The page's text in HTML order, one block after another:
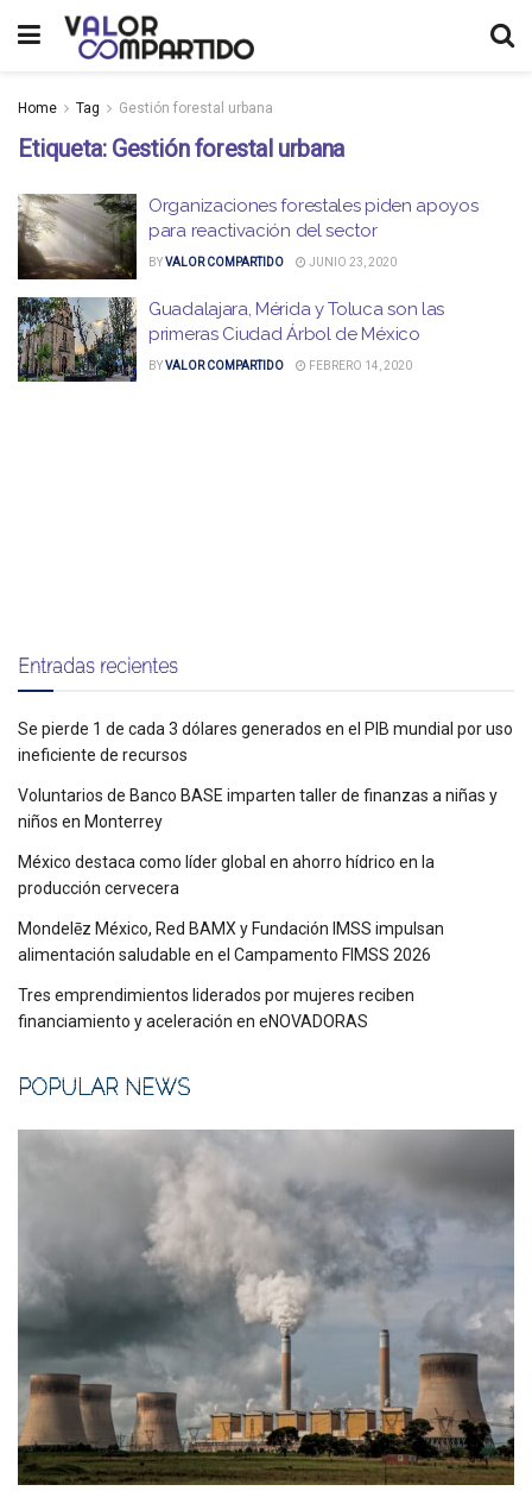
Home Tag Gestión forestal urbana
Etiqueta: Gestión forestal urbana
Organizaciones forestales piden apoyos
para reactivación del sector
BYVALOR COMPARTIDO JUNIO 23, 2020
Guadalajara, Mérida y Toluca son las
primeras Ciudad Árbol de México
BYVALOR COMPARTIDO FEBRERO 14, 2020
Entradas recientes
Se pierde 1 de cada 3 dólares generados en el PIB mundial por uso
ineficiente de recursos
Voluntarios de Banco BASE imparten taller de finanzas a niñas y
niños en Monterrey
México destaca como líder global en ahorro hídrico en la
producción cervecera
Mondelēz México, Red BAMX y Fundación IMSS impulsan
alimentación saludable en el Campamento FIMSS 2026
Tres emprendimientos liderados por mujeres reciben
financiamiento y aceleración en eNOVADORAS
POPULAR NEWS